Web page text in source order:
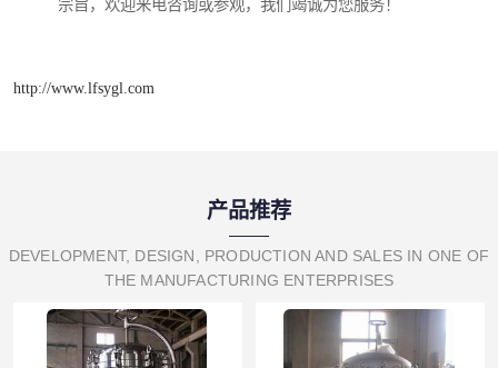
宗旨，欢迎来电咨询或参观，我们竭诚为您服务！
http://www.lfsygl.com
产品推荐
DEVELOPMENT, DESIGN, PRODUCTION AND SALES IN ONE OF
THE MANUFACTURING ENTERPRISES